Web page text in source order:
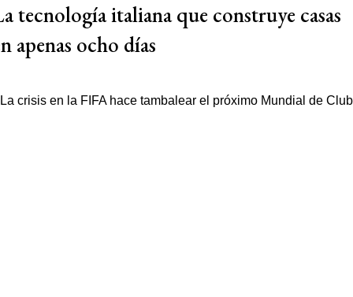
tecnología italiana que construye casas
apenas ocho días